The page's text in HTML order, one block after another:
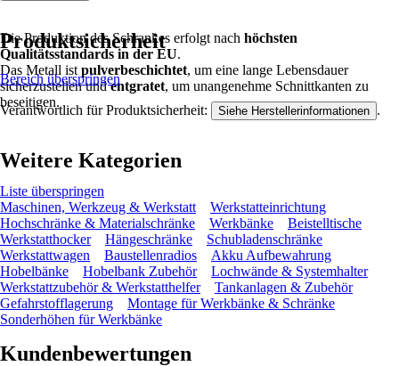
Die Produktion des Schrankes erfolgt nach höchsten
Qualitätsstandards in der EU.
Das Metall ist pulverbeschichtet, um eine lange Lebensdauer
sicherzustellen undentgratet, um unangenehme Schnittkanten zu
beseitigen.
Produktsicherheit
Bereich überspringen
Verantwortlich für Produktsicherheit: Siehe Herstellerinformationen .
Weitere Kategorien
Liste überspringen
Maschinen, Werkzeug & Werkstatt
Werkstatteinrichtung
Hochschränke & Materialschränke
Werkbänke
Beistelltische
Werkstatthocker
Hängeschränke
Schubladenschränke
Werkstattwagen
Baustellenradios
Akku Aufbewahrung
Hobelbänke
Hobelbank Zubehör
Lochwände & Systemhalter
Werkstattzubehör & Werkstatthelfer
Tankanlagen & Zubehör
Gefahrstofflagerung
Montage für Werkbänke & Schränke
Sonderhöhen für Werkbänke
Kundenbewertungen